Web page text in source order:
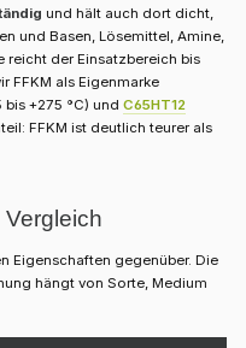
und hält auch dort dicht,
und Basen, Lösemittel, Amine,
reicht der Einsatzbereich bis
FFKM als Eigenmarke
+275 °C) und C65HT12
FFKM ist deutlich teurer als
Eigenschaften gegenüber. Die
hängt von Sorte, Medium